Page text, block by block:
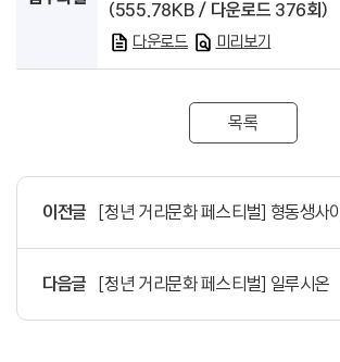
(555.78KB / 다운로드 376회)
다운로드 미리보기
목록
이전글 [청년 거리문화 페스티벌] 형동생사이
다음글 [청년 거리문화 페스티벌] 일루시온